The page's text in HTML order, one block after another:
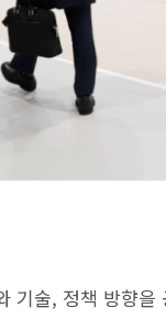
기술, 정책 방향을